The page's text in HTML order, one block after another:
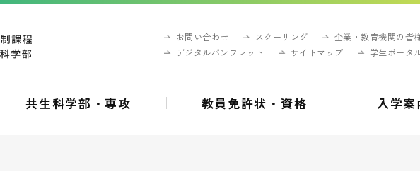
お問い合わせ スクーリング
企業・教育機関の皆
デジタルパンフレット
サイトマップ 学生ポータ
共生科学部・専攻 教員免許状・資格 入学案